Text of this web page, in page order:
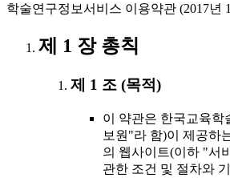
학술연구정보서비스 이용약관 (2017년
제 1 장 총칙
제 1 조 (목적)
이 약관은 한국교육학
보원"라 함)이 제공하
의 웹사이트(이하 "서
관한 조건 및 절차와